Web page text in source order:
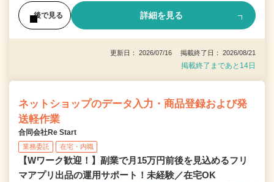
後で見る 詳細を見る
更新日： 2026/07/16 掲載終了日： 2026/08/21
掲載終了まであと14日
ネットショップのデータ入力・商品登録および発
送軽作業
合同会社Re Start
業務委託 在宅・内職
【Wワーク歓迎！】副業で月15万円前後を見込めるフリ
マアプリ出品の運用サポート！未経験／在宅OK